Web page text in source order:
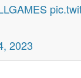
2023